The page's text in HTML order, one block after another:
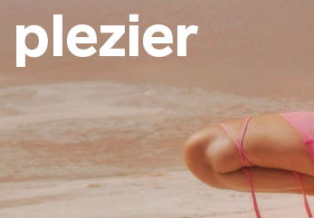
plezier